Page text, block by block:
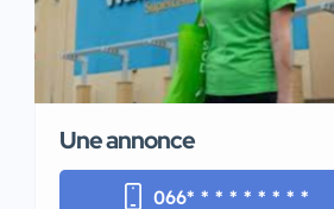
Une annonce
066* * * * * * * * *